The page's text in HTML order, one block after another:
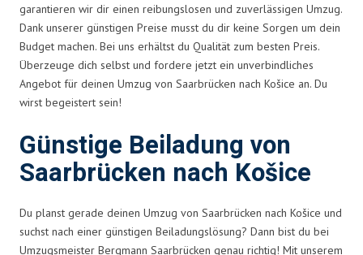
garantieren wir dir einen reibungslosen und zuverlässigen Umzug.
Dank unserer günstigen Preise musst du dir keine Sorgen um dein
Budget machen. Bei uns erhältst du Qualität zum besten Preis.
Überzeuge dich selbst und fordere jetzt ein unverbindliches
Angebot für deinen Umzug von Saarbrücken nach Košice an. Du
wirst begeistert sein!
Günstige Beiladung von
Saarbrücken nach Košice
Du planst gerade deinen Umzug von Saarbrücken nach Košice und
suchst nach einer günstigen Beiladungslösung? Dann bist du bei
Umzugsmeister Bergmann Saarbrücken genau richtig! Mit unserem